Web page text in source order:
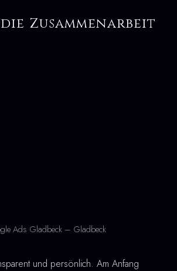
Zusammenarbeit
Ads Gladbeck – Gladbeck
und persönlich. Am Anfang